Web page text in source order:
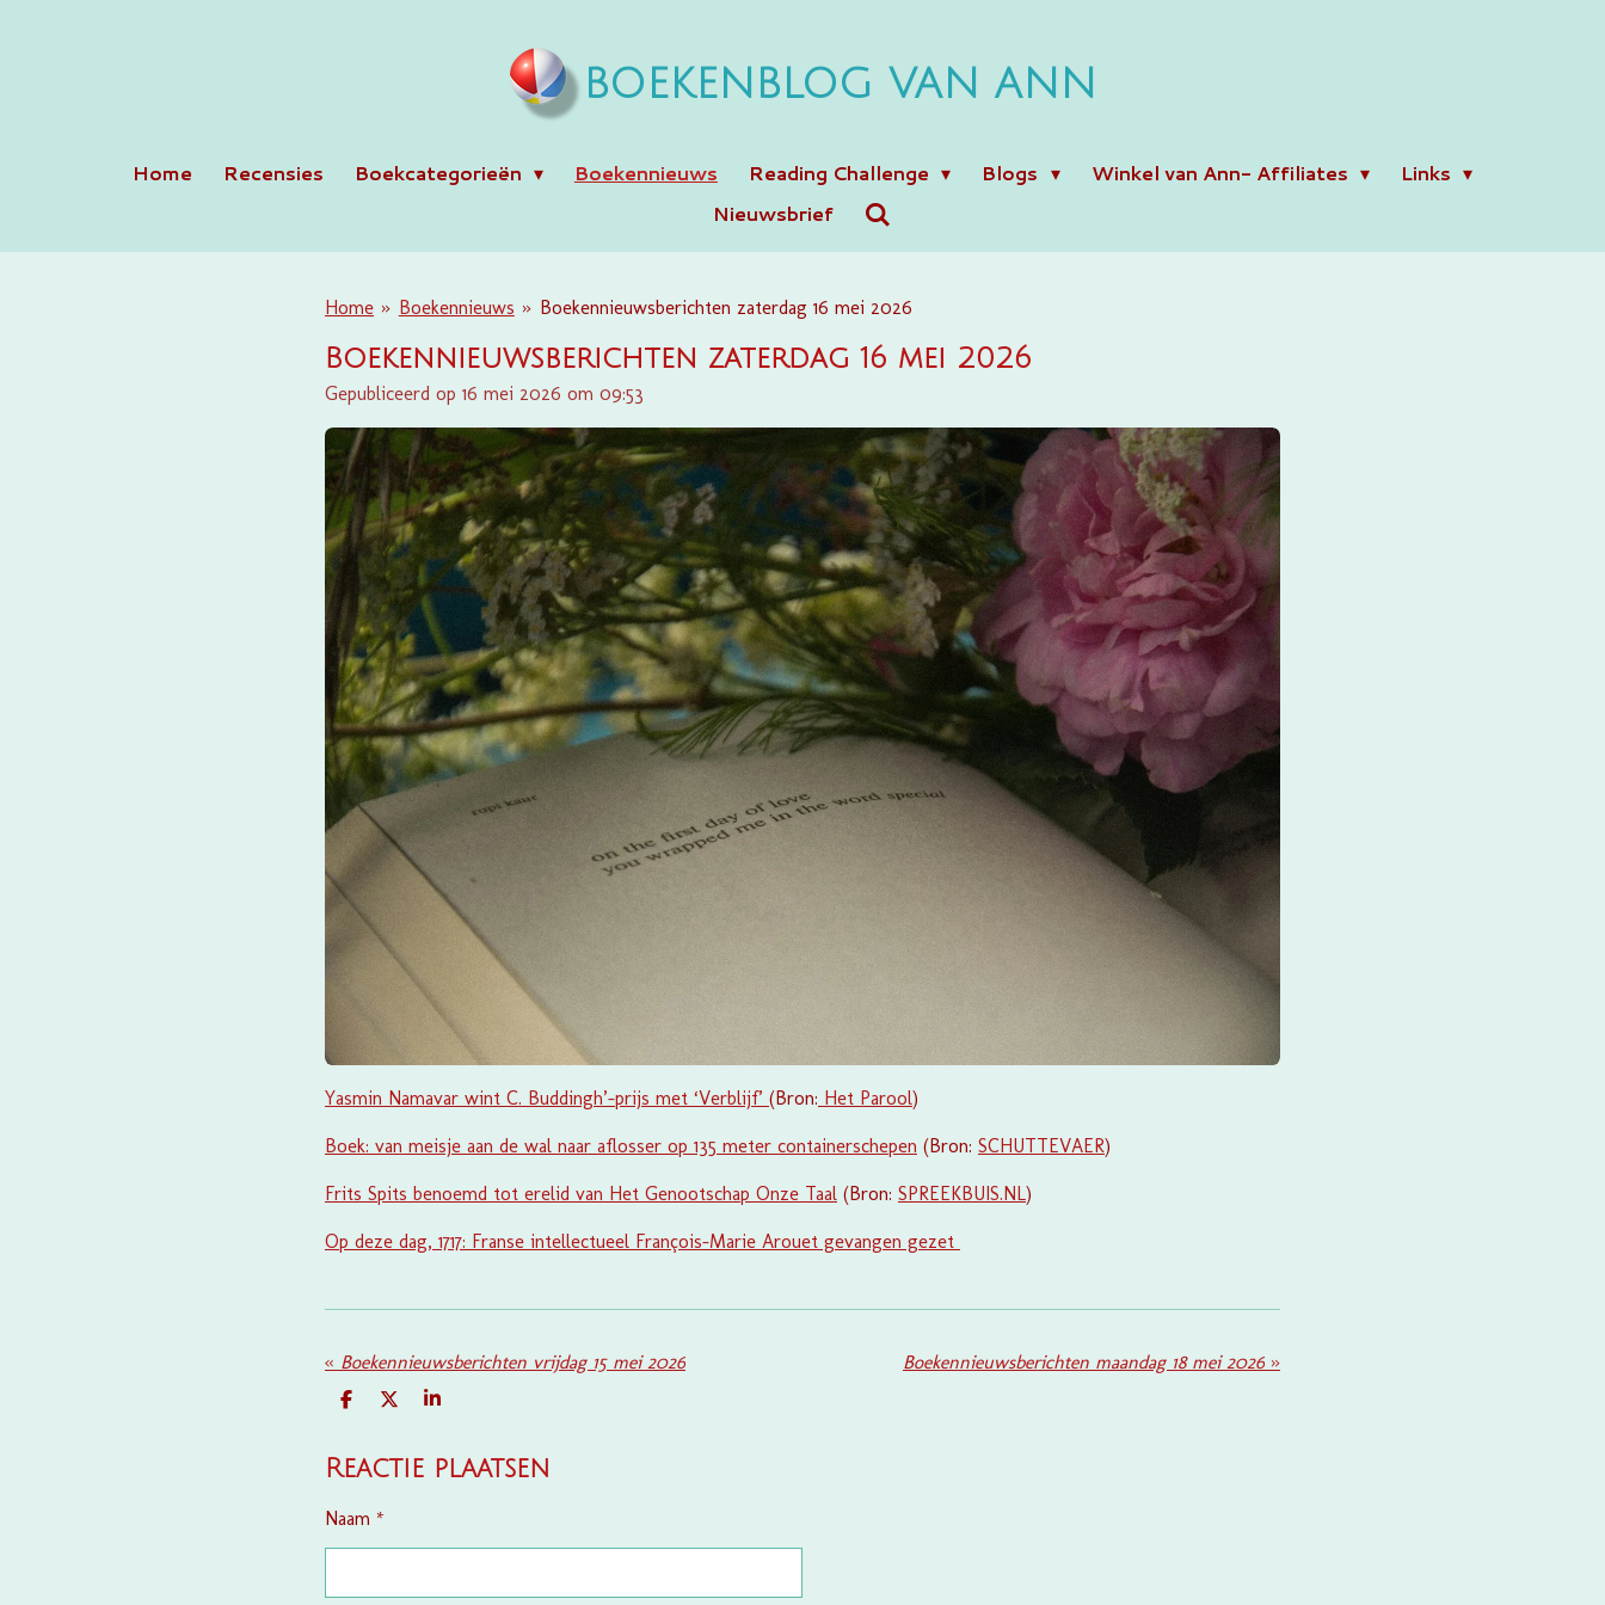
BOEKENBLOG VAN ANN
Home Recensies Boekcategorieën Boekennieuws Reading Challenge Blogs Winkel van Ann- Affiliates
Links
Nieuwsbrief
Home » Boekennieuws » Boekennieuwsberichten zaterdag 16 mei 2026
Boekennieuwsberichten zaterdag 16 mei 2026
Gepubliceerd op 16 mei 2026 om 09:53
Yasmin Namavar wint C. Buddingh’-prijs met ‘Verblijf’ (Bron: Het Parool)
Boek: van meisje aan de wal naar aflosser op 135 meter containerschepen (Bron: SCHUTTEVAER)
Frits Spits benoemd tot erelid van Het Genootschap Onze Taal (Bron: SPREEKBUIS.NL )
Op deze dag, 1717: Franse intellectueel François-Marie Arouet gevangen gezet
« Boekennieuwsberichten vrijdag 15 mei 2026 Boekennieuwsberichten maandag 18 mei 2026 »
D
E
N
D
L
S
R
E
Reactie plaatsen
Naam *